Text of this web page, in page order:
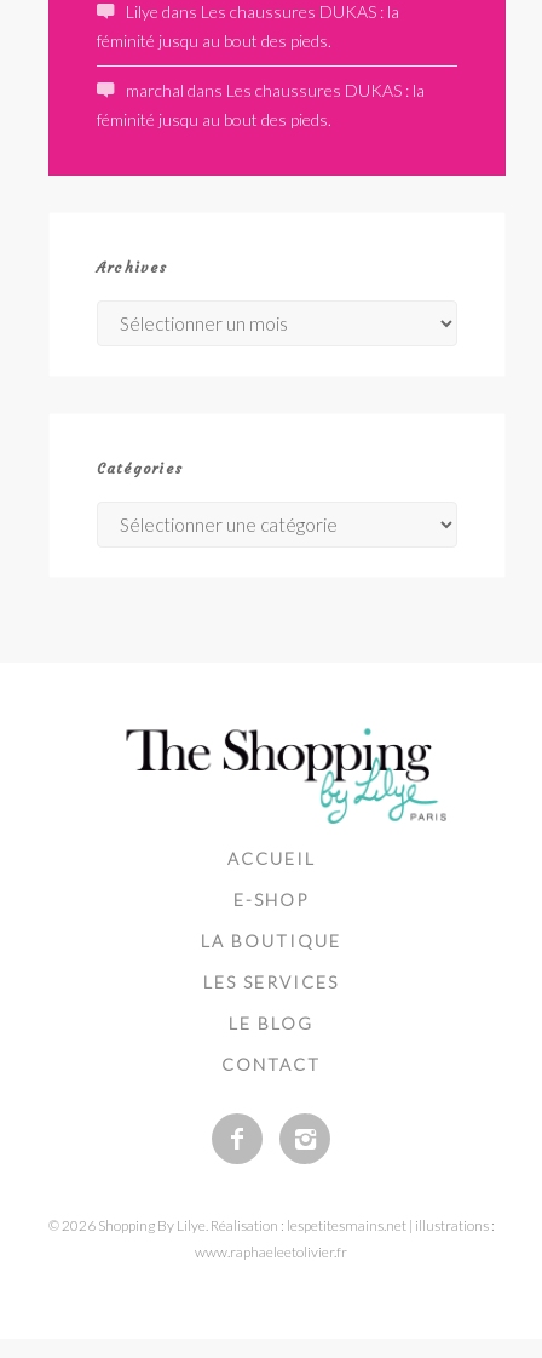
Lilye dans Les chaussures DUKAS : la
féminité jusqu au bout des pieds.
marchal dans Les chaussures DUKAS : la
féminité jusqu au bout des pieds.
Archives
Catégories
ACCUEIL
E-SHOP
LA BOUTIQUE
LES SERVICES
LE BLOG
CONTACT
© 2026 Shopping By Lilye. Réalisation : lespetitesmains.net | illustrations :
www.raphaeleetolivier.fr